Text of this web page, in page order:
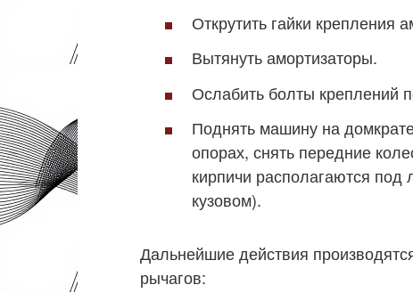
Открутить гайки крепления
Вытянуть амортизаторы.
Ослабить болты креплений
Поднять машину на
опорах, снять передние
кирпичи располагаются
кузовом).
Дальнейшие действия
рычагов: